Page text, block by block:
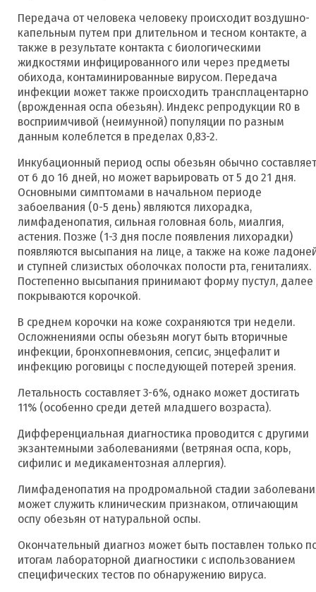
Передача от человека человеку происходит воздушно-
капельным путем при длительном и тесном контакте, а
также в результате контакта с биологическими
жидкостями инфицированного или через предметы
обихода, контаминированные вирусом. Передача
инфекции может также происходить трансплацентарно
(врожденная оспа обезьян). Индекс репродукции R0 в
восприимчивой (неимунной) популяции по разным
данным колеблется в пределах 0,83-2.
Инкубационный период оспы обезьян обычно составляет
от 6 до 16 дней, но может варьировать от 5 до 21 дня.
Основными симптомами в начальном периоде
забоелвания (0-5 день) являются лихорадка,
лимфаденопатия, сильная головная боль, миалгия,
астения. Позже (1-3 дня после появления лихорадки)
появляются высыпания на лице, а также на коже
и ступней слизистых оболочках полости рта, гениталиях.
Постепенно высыпания принимают форму пустул, далее
покрываются корочкой.
В среднем корочки на коже сохраняются три недели.
Осложнениями оспы обезьян могут быть вторичные
инфекции, бронхопневмония, сепсис, энцефалит и
инфекцию роговицы с последующей потерей зрения.
Летальность составляет 3-6%, однако может достигать
11% (особенно среди детей младшего возраста).
Дифференциальная диагностика проводится с другими
экзантемными заболеваниями (ветряная оспа, корь,
сифилис и медикаментозная аллергия).
Лимфаденопатия на продромальной стадии
может служить клиническим признаком, отличающим
оспу обезьян от натуральной оспы.
Окончательный диагноз может быть поставлен только
итогам лабораторной диагностики с использованием
специфических тестов по обнаружению вируса.